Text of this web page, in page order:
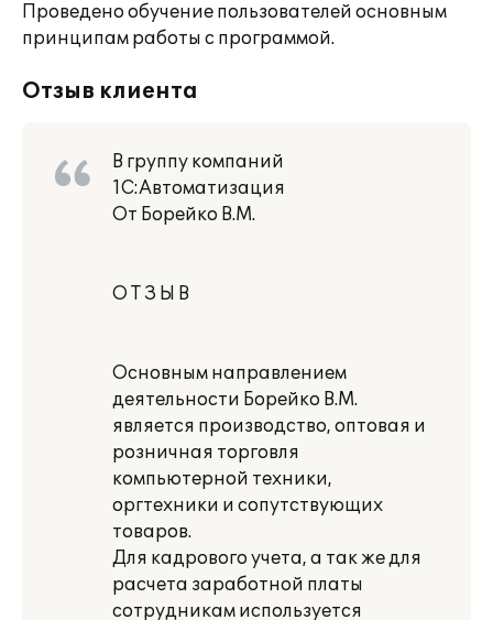
Проведено обучение пользователей основным
принципам работы с программой.
Отзыв клиента
В группу компаний
1С:Автоматизация
От Борейко В.М.
О Т З Ы В
Основным направлением
деятельности Борейко В.М.
является производство, оптовая и
розничная торговля
компьютерной техники,
оргтехники и сопутствующих
товаров.
Для кадрового учета, а так же для
расчета заработной платы
сотрудникам используется